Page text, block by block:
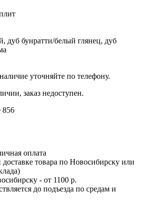
дуб бунратти/белый глянец, дуб
уточняйте по телефону.
заказ недоступен.
856
оплата
товара по Новосибирску или
- от 1100 р.
до подъезда по средам и